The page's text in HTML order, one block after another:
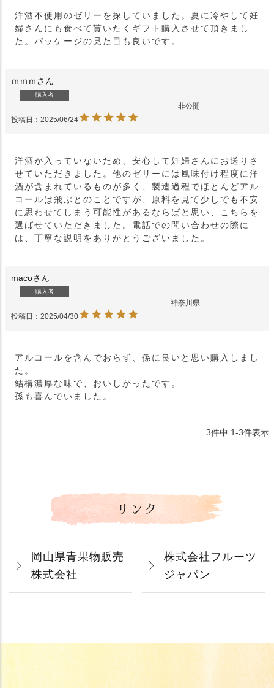
洋酒不使用のゼリーを探していました。夏に冷やして妊
婦さんにも食べて貰いたくギフト購入させて頂きまし
た。パッケージの見た目も良いです。
ｍｍｍ
購入者
非公開
投稿日
2025/06/24
洋酒が入っていないため、安心して妊婦さんにお送りさ
せていただきました。他のゼリーには風味付け程度に洋
酒が含まれているものが多く、製造過程でほとんどアル
コールは飛ぶとのことですが、原料を見て少しでも不安
に思わせてしまう可能性があるならばと思い、こちらを
選ばせていただきました。電話での問い合わせの際に
は、丁寧な説明をありがとうございました。
maco
購入者
神奈川県
投稿日
2025/04/30
アルコールを含んでおらず、孫に良いと思い購入しまし
た。
結構濃厚な味で、おいしかったです。
孫も喜んでいました。
3件中 1-3件表示
リンク
岡山県青果物販売
株式会社
株式会社フルーツ
ジャパン